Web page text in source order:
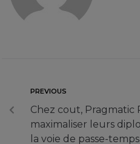
PREVIOUS
Chez cout, Pragmatic
maximaliser leurs
la voie de passe-